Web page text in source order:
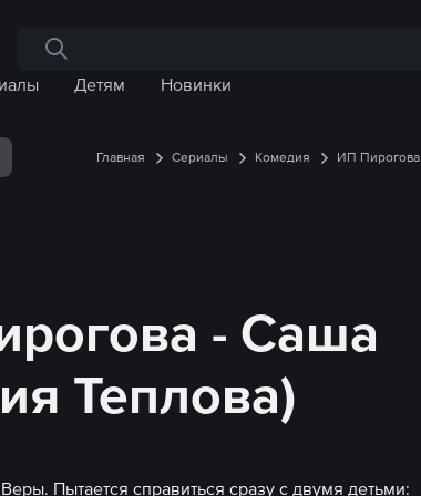
Поиск по сайту
Детям Новинки
Главная Сериалы Комедия ИП Пирогова
- Саша
Теплова)
Пытается справиться сразу с двумя детьми: